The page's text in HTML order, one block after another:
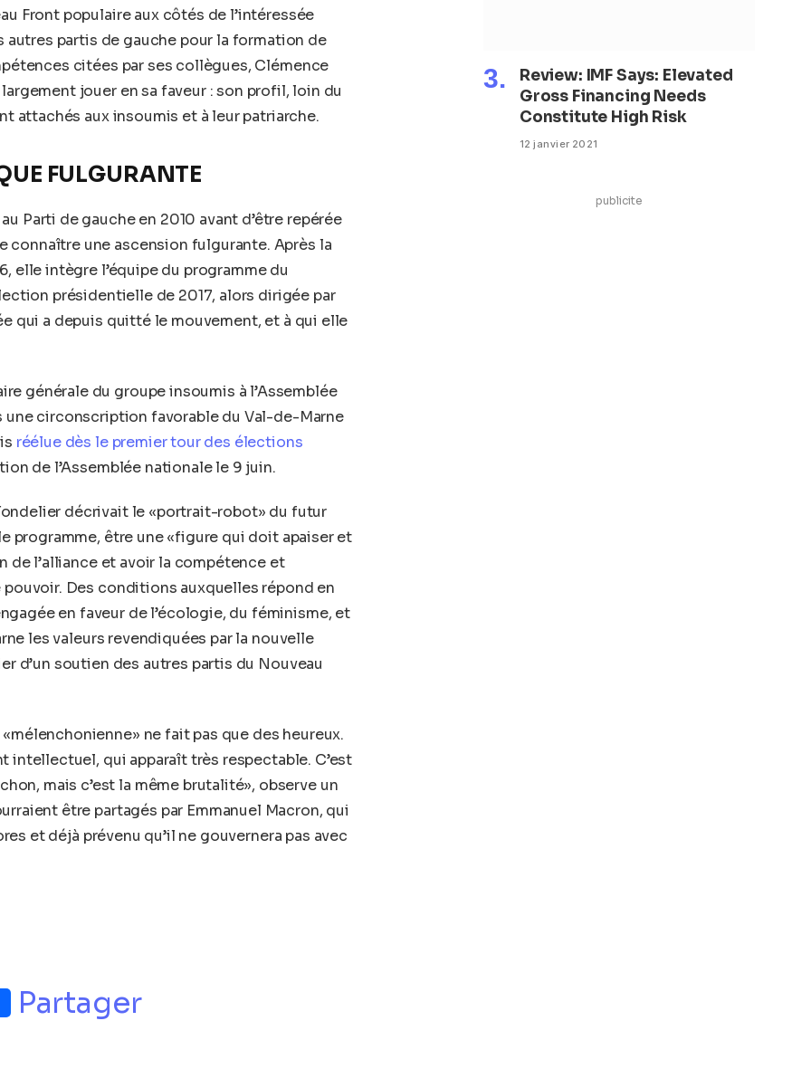
Front populaire aux côtés de l’intéressée
partis de gauche pour la formation de
citées par ses collègues, Clémence
jouer en sa faveur : son profil, loin du
attachés aux insoumis et à leur patriarche.
FULGURANTE
Parti de gauche en 2010 avant d’être repérée
connaître une ascension fulgurante. Après la
elle intègre l’équipe du programme du
présidentielle de 2017, alors dirigée par
qui a depuis quitté le mouvement, et à qui elle
générale du groupe insoumis à l’Assemblée
une circonscription favorable du Val-de-Marne
réélue dès le premier tour des élections
de l’Assemblée nationale le 9 juin.
décrivait le «portrait-robot» du futur
programme, être une «figure qui doit apaiser et
de l’alliance et avoir la compétence et
Des conditions auxquelles répond en
en faveur de l’écologie, du féminisme, et
les valeurs revendiquées par la nouvelle
d’un soutien des autres partis du Nouveau
ne fait pas que des heureux.
intellectuel, qui apparaît très respectable. C’est
mais c’est la même brutalité», observe un
être partagés par Emmanuel Macron, qui
et déjà prévenu qu’il ne gouvernera pas avec
Partager
Review: IMF Says: Elevated
Gross Financing Needs
Constitute High Risk
12 janvier 2021
publicite